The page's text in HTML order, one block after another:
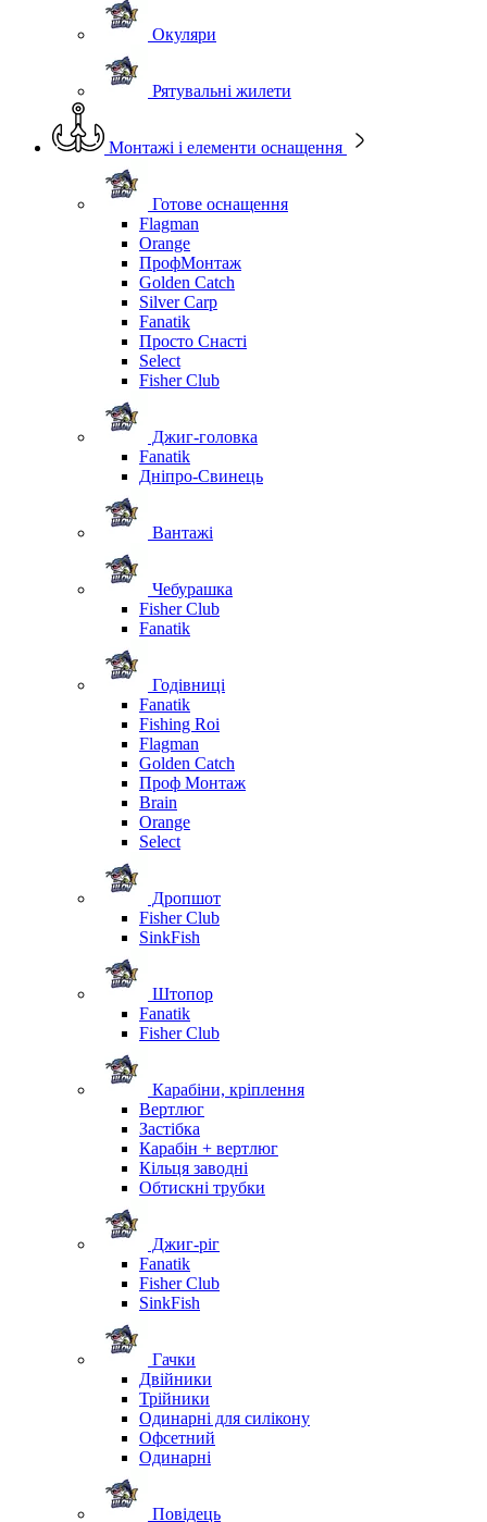
Окуляри
Рятувальні жилети
Монтажі і елементи оснащення
Готове оснащення
Flagman
Orange
ПрофМонтаж
Golden Catch
Silver Carp
Fanatik
Просто Снасті
Select
Fisher Club
Джиг-головка
Fanatik
Дніпро-Свинець
Вантажі
Чебурашка
Fisher Club
Fanatik
Годівниці
Fanatik
Fishing Roi
Flagman
Golden Catch
Проф Монтаж
Brain
Orange
Select
Дропшот
Fisher Club
SinkFish
Штопор
Fanatik
Fisher Club
Карабіни, кріплення
Вертлюг
Застібка
Карабін + вертлюг
Кільця заводні
Обтискні трубки
Джиг-ріг
Fanatik
Fisher Club
SinkFish
Гачки
Двійники
Трійники
Одинарні для силікону
Офсетний
Одинарні
Повідець